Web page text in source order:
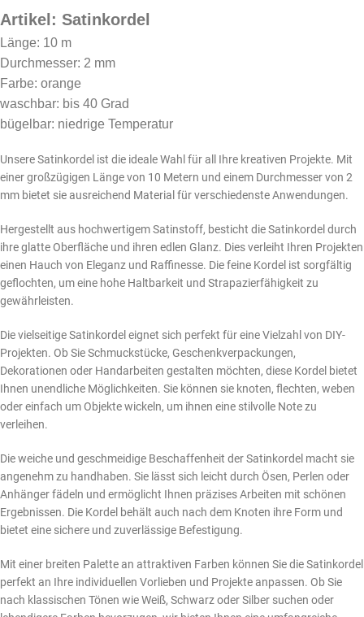
Artikel: Satinkordel
Länge: 10 m
Durchmesser: 2 mm
Farbe: orange
waschbar: bis 40 Grad
bügelbar: niedrige Temperatur
Unsere Satinkordel ist die ideale Wahl für all Ihre kreativen Projekte. Mit
einer großzügigen Länge von 10 Metern und einem Durchmesser von 2
mm bietet sie ausreichend Material für verschiedenste Anwendungen.
Hergestellt aus hochwertigem Satinstoff, besticht die Satinkordel durch
ihre glatte Oberfläche und ihren edlen Glanz. Dies verleiht Ihren Projekten
einen Hauch von Eleganz und Raffinesse. Die feine Kordel ist sorgfältig
geflochten, um eine hohe Haltbarkeit und Strapazierfähigkeit zu
gewährleisten.
Die vielseitige Satinkordel eignet sich perfekt für eine Vielzahl von DIY-
Projekten. Ob Sie Schmuckstücke, Geschenkverpackungen,
Dekorationen oder Handarbeiten gestalten möchten, diese Kordel bietet
Ihnen unendliche Möglichkeiten. Sie können sie knoten, flechten, weben
oder einfach um Objekte wickeln, um ihnen eine stilvolle Note zu
verleihen.
Die weiche und geschmeidige Beschaffenheit der Satinkordel macht sie
angenehm zu handhaben. Sie lässt sich leicht durch Ösen, Perlen oder
Anhänger fädeln und ermöglicht Ihnen präzises Arbeiten mit schönen
Ergebnissen. Die Kordel behält auch nach dem Knoten ihre Form und
bietet eine sichere und zuverlässige Befestigung.
Mit einer breiten Palette an attraktiven Farben können Sie die Satinkordel
perfekt an Ihre individuellen Vorlieben und Projekte anpassen. Ob Sie
nach klassischen Tönen wie Weiß, Schwarz oder Silber suchen oder